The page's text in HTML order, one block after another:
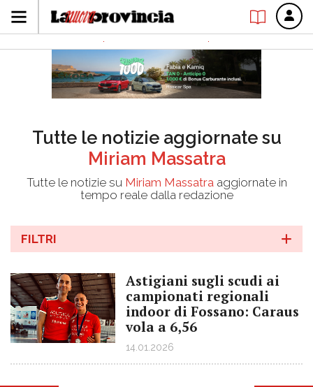
Tutte le notizie aggiornate su
Miriam Massatra
Tutte le notizie su Miriam Massatraaggiornate in
tempo reale dalla redazione
FILTRI
Astigiani sugli scudi ai
campionati regionali
indoor di Fossano: Caraus
vola a 6,56
14.01.2026